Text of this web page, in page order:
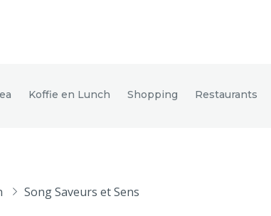
Koffie en Lunch Shopping Restaurants
Song Saveurs et Sens